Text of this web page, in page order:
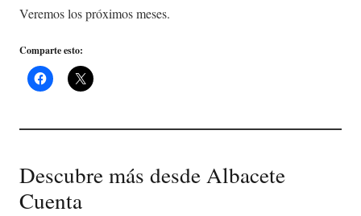
Veremos los próximos meses.
Comparte esto:
Descubre más desde Albacete
Cuenta